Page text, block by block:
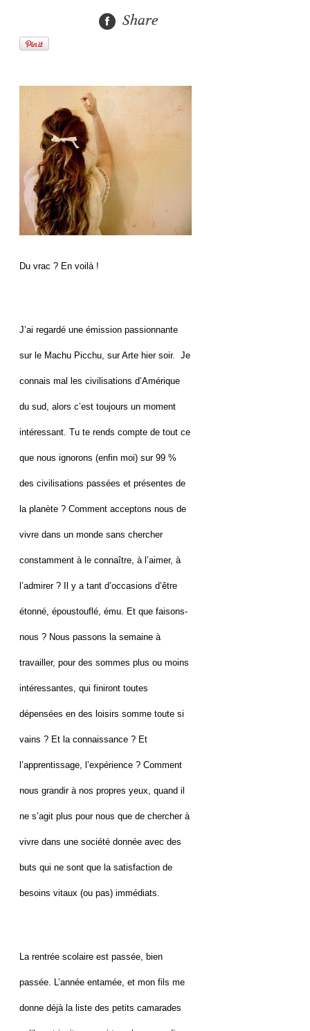
Share
Du vrac ? En voilà !
J’ai regardé une émission passionnante
sur le Machu Picchu, sur Arte hier soir. Je
connais mal les civilisations d’Amérique
du sud, alors c’est toujours un moment
intéressant. Tu te rends compte de tout ce
que nous ignorons (enfin moi) sur 99 %
des civilisations passées et présentes de
la planète ? Comment acceptons nous de
vivre dans un monde sans chercher
constamment à le connaître, à l’aimer, à
l’admirer ? Il y a tant d’occasions d’être
étonné, époustouflé, ému. Et que faisons-
nous ? Nous passons la semaine à
travailler, pour des sommes plus ou moins
intéressantes, qui finiront toutes
dépensées en des loisirs somme toute si
vains ? Et la connaissance ? Et
l’apprentissage, l’expérience ? Comment
nous grandir à nos propres yeux, quand il
ne s’agit plus pour nous que de chercher à
vivre dans une société donnée avec des
buts qui ne sont que la satisfaction de
besoins vitaux (ou pas) immédiats.
La rentrée scolaire est passée, bien
passée. L’année entamée, et mon fils me
donne déjà la liste des petits camarades